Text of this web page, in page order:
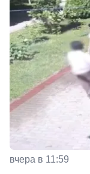
вчера в 11:59